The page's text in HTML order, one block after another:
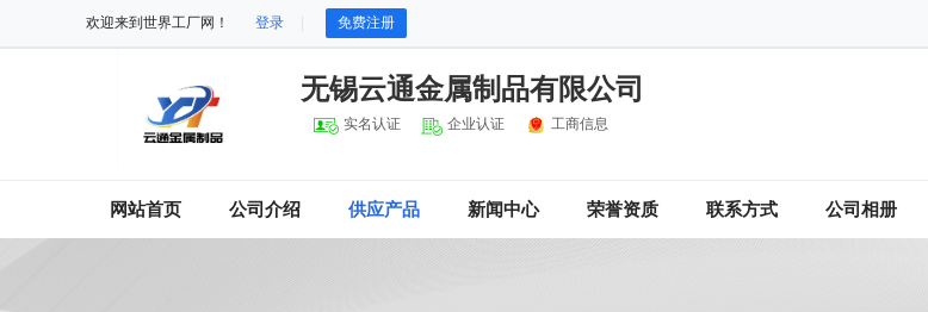
欢迎来到世界工厂网！ 登录 免费注册
无锡云通金属制品有限公司
实名认证 企业认证 工商信息
网站首页 公司介绍 供应产品 新闻中心 荣誉资质 联系方式 公司相册